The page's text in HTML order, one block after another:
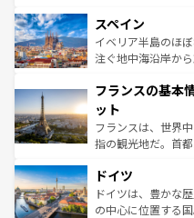
ろん、トスカーナ
景など、自然景観
ピザやパスタなど
ませてくれるイタ
なお、新着のイタリ
しい。
スペイン
イベリア半島のほ
注ぐ地中海沿岸か
文化が根付くこの
れる闘牛、そして
る。首都マドリー
アートに溢れた街
せる。地方によっ
ンテンツ一覧を参
フランスの基本
ット
フランスは、世界
指の観光地だ。首
で、幅広い魅力が
聖堂、美しいビー
から魅了する。ま
ドイツ
ドイツは、豊かな
の中心に位置する